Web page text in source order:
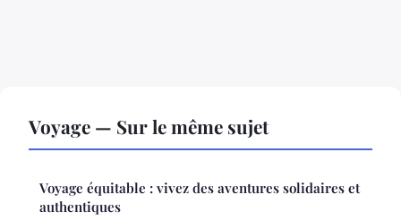
Voyage — Sur le même sujet
Voyage équitable : vivez des aventures solidaires et
authentiques